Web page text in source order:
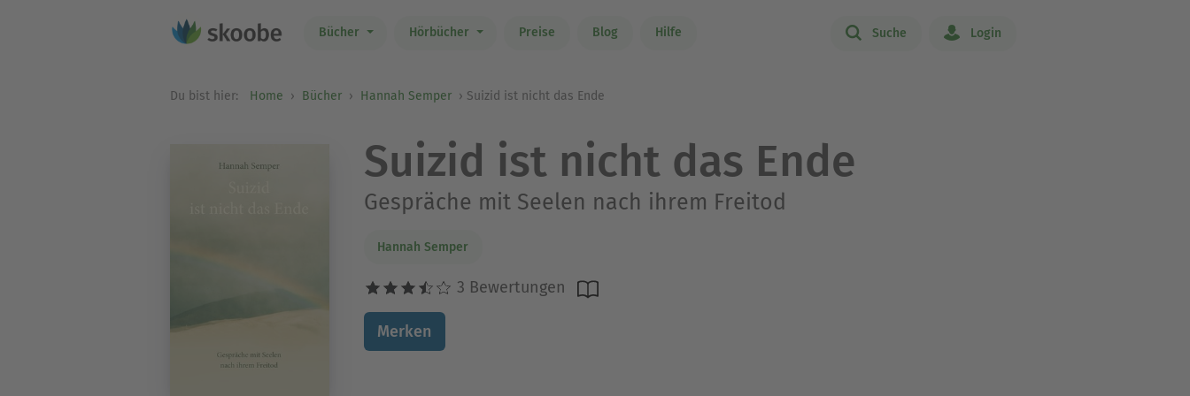
Bücher Hörbücher Preise Blog Hilfe Suche Login
Du bist hier: Home Bücher Hannah Semper Suizid ist nicht das Ende
Suizid ist nicht das Ende
Gespräche mit Seelen nach ihrem Freitod
Hannah Semper
3 Bewertungen
Merken